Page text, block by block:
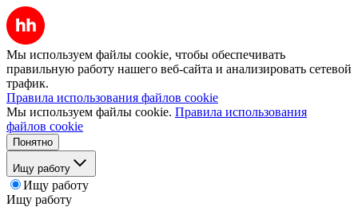
Мы используем файлы cookie, чтобы обеспечивать
правильную работу нашего веб-сайта и анализировать сетевой
трафик.
Правила использования файлов cookie
Мы используем файлы cookie. Правила использования
файлов cookie
Понятно
Ищу работу
Ищу работу
Ищу работу